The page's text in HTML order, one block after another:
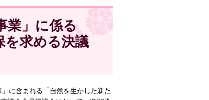
業」に係る
を求める決議
に含まれる「自然を生かした新た